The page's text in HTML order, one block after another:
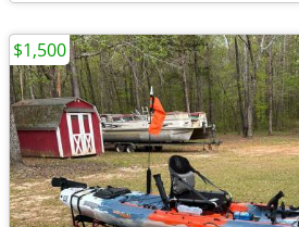
$1,500